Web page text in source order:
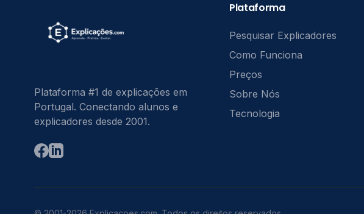
Plataforma #1 de explicações em
Portugal. Conectando alunos e
explicadores desde 2001.
Plataforma
Pesquisar Explicadores
Como Funciona
Preços
Sobre Nós
Tecnologia